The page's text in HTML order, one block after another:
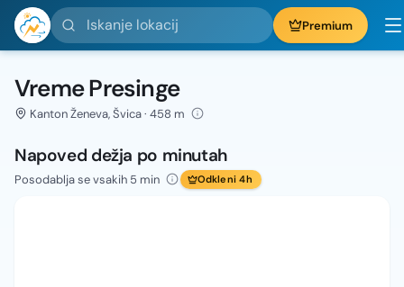
Iskanje lokacij Premium
Vreme Presinge
Kanton Ženeva, Švica · 458 m
Napoved dežja po minutah
Posodablja se vsakih 5 min Odkleni 4h